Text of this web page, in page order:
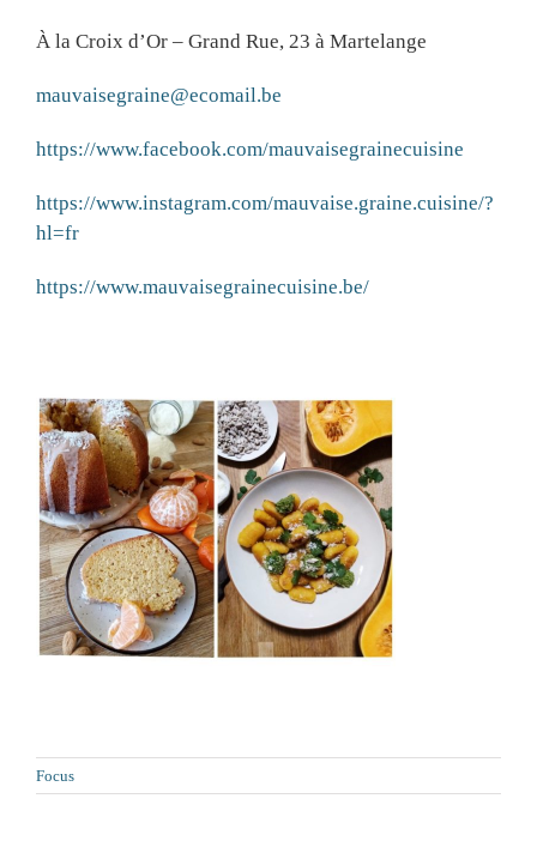
À la Croix d’Or – Grand Rue, 23 à Martelange
mauvaisegraine@ecomail.be
https://www.facebook.com/mauvaisegrainecuisine
https://www.instagram.com/mauvaise.graine.cuisine/?
hl=fr
https://www.mauvaisegrainecuisine.be/
Focus